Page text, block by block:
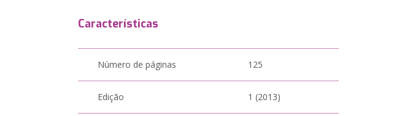
Características
Número de páginas 125
Edição 1 (2013)